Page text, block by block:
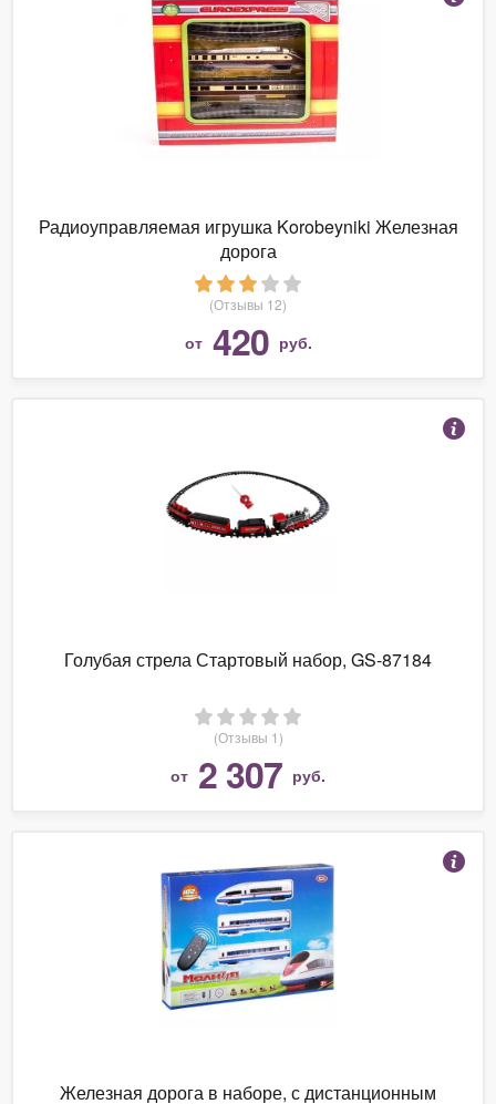
Радиоуправляемая игрушка Korobeyniki Железная
дорога
(Отзывы 12)
от 420 руб.
Голубая стрела Стартовый набор, GS-87184
(Отзывы 1)
от 2 307 руб.
Железная дорога в наборе, с дистанционным